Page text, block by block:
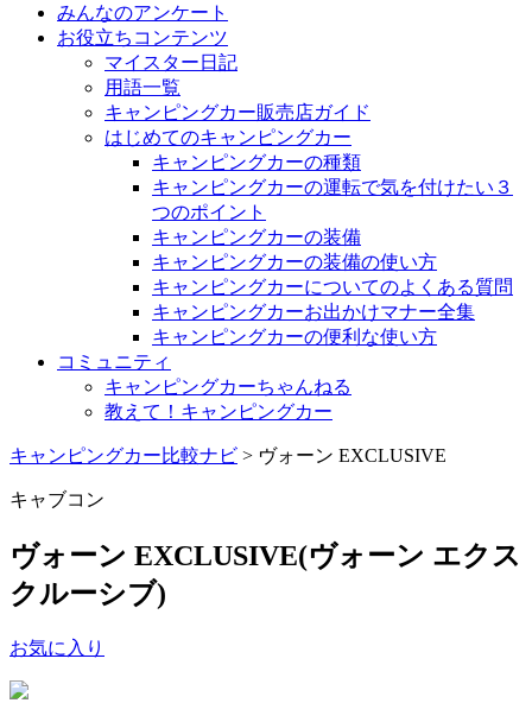
みんなのアンケート
お役立ちコンテンツ
マイスター日記
用語一覧
キャンピングカー販売店ガイド
はじめてのキャンピングカー
キャンピングカーの種類
キャンピングカーの運転で気を付けたい３
つのポイント
キャンピングカーの装備
キャンピングカーの装備の使い方
キャンピングカーについてのよくある質問
キャンピングカーお出かけマナー全集
キャンピングカーの便利な使い方
コミュニティ
キャンピングカーちゃんねる
教えて！キャンピングカー
キャンピングカー比較ナビ > ヴォーン EXCLUSIVE
キャブコン
ヴォーン EXCLUSIVE(ヴォーン エクス
クルーシブ)
お気に入り